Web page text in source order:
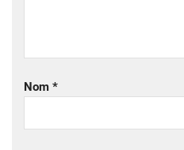
Nom *